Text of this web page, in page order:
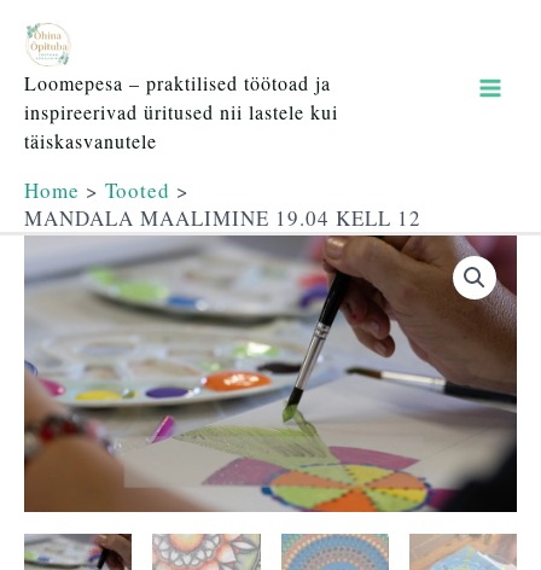
content
Loomepesa – praktilised töötoad ja
inspireerivad üritused nii lastele kui
täiskasvanutele
Home
Tooted
MANDALA MAALIMINE 19.04 KELL 12